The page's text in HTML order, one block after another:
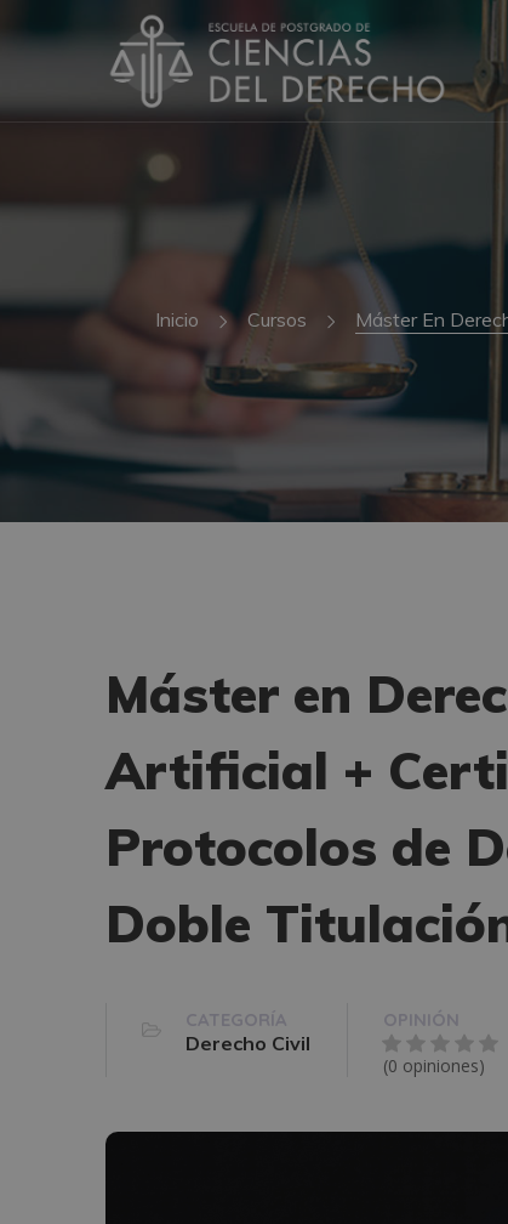
Inicio Cursos Máster En
Máster en
Artificial +
Protocolos de
Doble
CATEGORÍA
Derecho Civil
OPINIÓN
(0 opiniones)